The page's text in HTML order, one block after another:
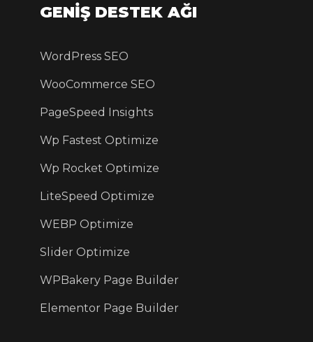
GENİŞ DESTEK AĞI
WordPress SEO
WooCommerce SEO
PageSpeed Insights
Wp Fastest Optimize
Wp Rocket Optimize
LiteSpeed Optimize
WEBP Optimize
Slider Optimize
WPBakery Page Builder
Elementor Page Builder